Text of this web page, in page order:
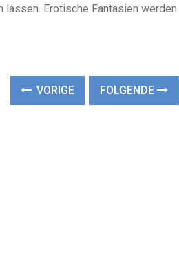
Erotische Fantasien werden
VORIGE FOLGENDE